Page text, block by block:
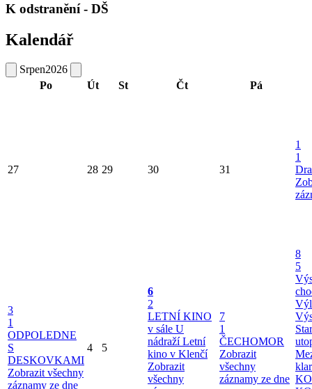
K odstranění - DŠ
Kalendář
Srpen2026
Po
Út St Čt Pá
27 28 29 30 31
1
1
3
1
ODPOLEDNE
S
DESKOVKAMI
Zobrazit všechny
záznamy ze dne
4 5
6
2
LETNÍ KINO
v sále U
nádražíLetní
kino v Klenčí
Zobrazit
všechny
7
1
ČECHOMOR
Zobrazit
všechny
záznamy ze dne
8
5